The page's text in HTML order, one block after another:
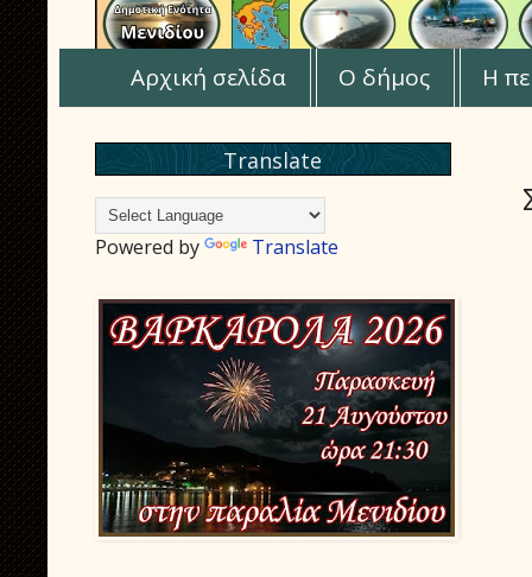
Αρχική σελίδα Ο δήμος Η
Translate
Powered by Translate